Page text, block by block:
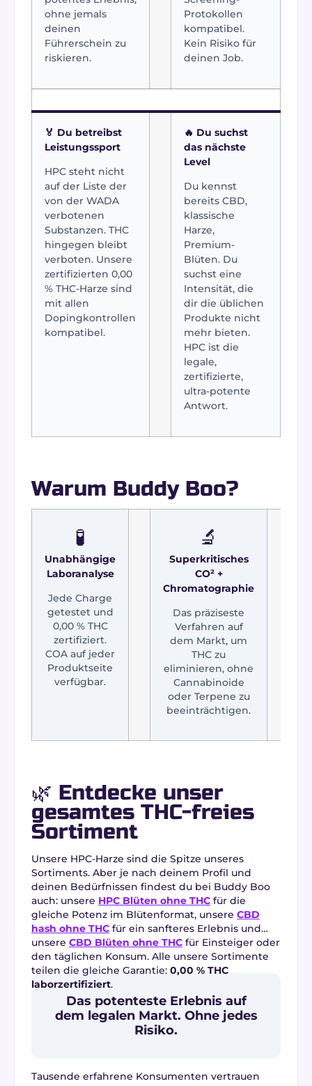
ohne jemals
deinen
Führerschein zu
riskieren.
Protokollen
kompatibel.
Kein Risiko für
deinen Job.
🏅 Du betreibst
Leistungssport
HPC steht nicht
auf der Liste der
von der WADA
verbotenen
Substanzen. THC
hingegen bleibt
verboten. Unsere
zertifizierten 0,00
% THC-Harze sind
mit allen
Dopingkontrollen
kompatibel.
🔥 Du suchst
das nächste
Level
Du kennst
bereits CBD,
klassische
Harze,
Premium-
Blüten. Du
suchst eine
Intensität, die
dir die üblichen
Produkte nicht
mehr bieten.
HPC ist die
legale,
zertifizierte,
ultra-potente
Antwort.
Warum Buddy Boo?
🧪
Unabhängige
Laboranalyse
Jede Charge
getestet und
0,00 % THC
zertifiziert.
COA auf jeder
Produktseite
verfügbar.
🔬
Superkritisches
CO² +
Chromatographie
Das präziseste
Verfahren auf
dem Markt, um
THC zu
eliminieren, ohne
Cannabinoide
oder Terpene zu
beeinträchtigen.
🌿 Entdecke unser
gesamtes THC-freies
Sortiment
Unsere HPC-Harze sind die Spitze unseres
Sortiments. Aber je nach deinem Profil und
deinen Bedürfnissen findest du bei Buddy Boo
auch: unsere HPC Blüten ohne THC für die
gleiche Potenz im Blütenformat, unsere CBD
hash ohne THC für ein sanfteres Erlebnis und
unsere CBD Blüten ohne THC für Einsteiger oder
den täglichen Konsum. Alle unsere Sortimente
teilen die gleiche Garantie: 0,00 % THC
laborzertifiziert.
Das potenteste Erlebnis auf
dem legalen Markt. Ohne jedes
Risiko.
Tausende erfahrene Konsumenten vertrauen